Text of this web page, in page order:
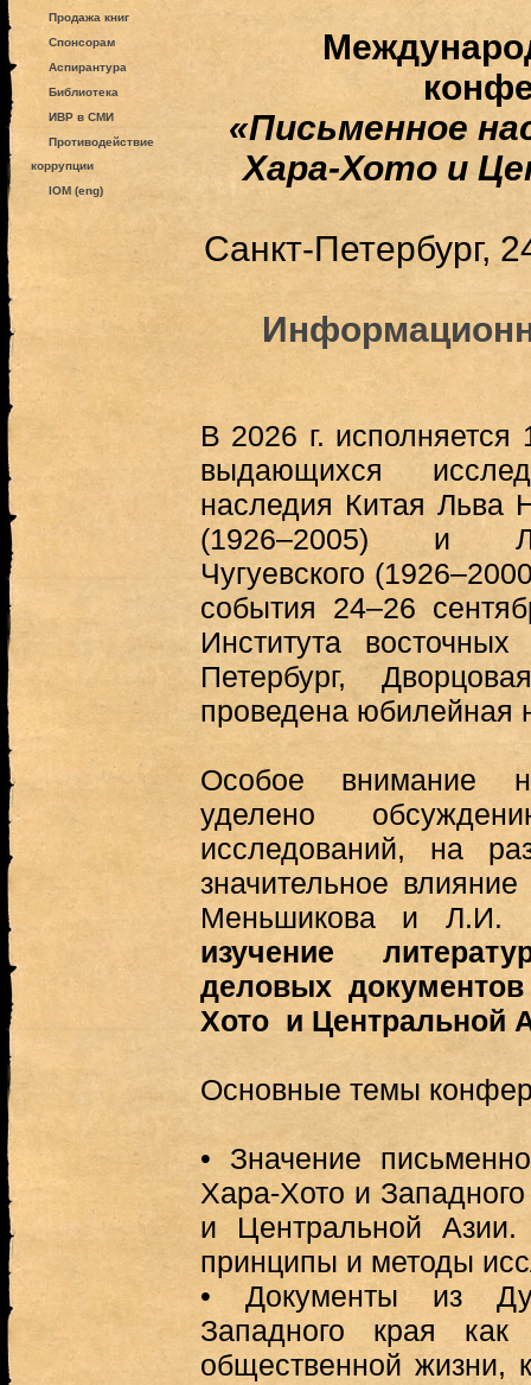
Продажа книг
Спонсорам
Аспирантура
Библиотека
ИВР в СМИ
Противодействие
коррупции
IOM (eng)
«Письменное
Хара-Хото и
Санкт-Петербург,
В 2026 г.
выдающихся
наследия Китая Льва
(1926–2005) и
Чугуевского
события 24–26
Института
Петербург,
проведена юбилейная
Особое внимание
уделено
исследований, на
значительное
Меньшикова и Л.И.
изучение
деловых
Хото и Центральной
Основные темы
•
Значение
Хара-Хото и
и Центральной Азии.
принципы и методы
•
Документы из
Западного края как
общественной жизни,